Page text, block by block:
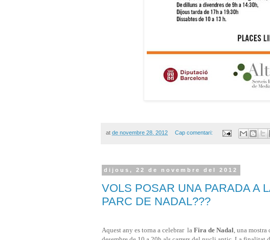
at de novembre 28, 2012 Cap comentari:
dijous, 22 de novembre del 2012
VOLS POSAR UNA PARADA A
PARC DE NADAL???
Aquest any es torna a celebrar la Fira de Nadal, una